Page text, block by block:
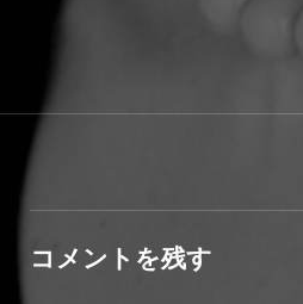
ン
聴きながら…
コメントを残す